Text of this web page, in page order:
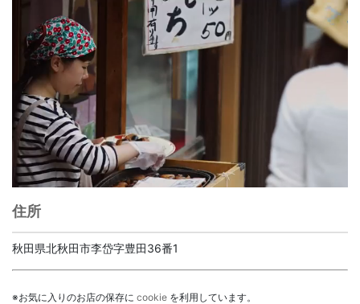
住所
秋田県北秋田市李岱字豊田36番1
※お気に入りのお店の保存に cookie を利用しています。